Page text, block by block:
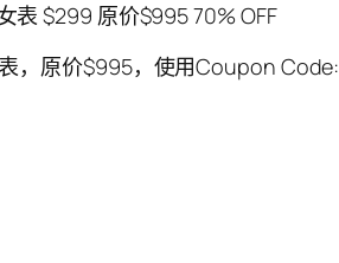
表 $299 原价$995 70% OFF
，原价$995，使用Coupon Code: